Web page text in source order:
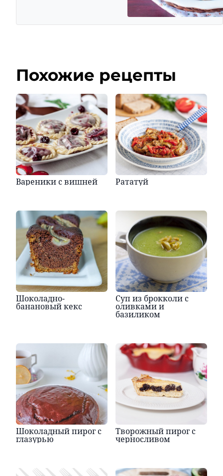
Похожие рецепты
Вареники с вишней Рататуй
Шоколадно-
банановый кекс
Суп из брокколи с
оливками и
базиликом
Шоколадный пирог с
глазурью
Творожный пирог с
черносливом